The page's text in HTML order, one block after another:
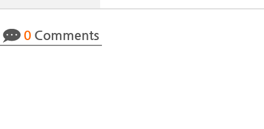
0 Comments